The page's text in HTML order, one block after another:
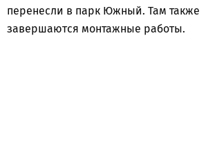
перенесли в парк Южный. Там также
завершаются монтажные работы.